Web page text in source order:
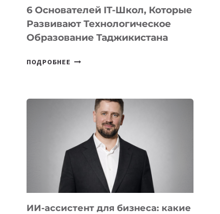
6 Основателей IT-Школ, Которые
Развивают Технологическое
Образование Таджикистана
ПОДРОБНЕЕ
КОТОРЫЕ
РАЗВИВАЮТ
ТЕХНОЛОГИЧЕСКОЕ
ОБРАЗОВАНИЕ
ТАДЖИКИСТАНА
ИИ-ассистент для бизнеса: какие